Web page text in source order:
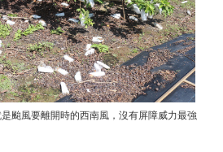
颱風要離開時的西南風，沒有屏障威力最強